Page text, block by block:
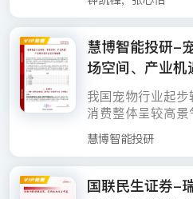
益。
高宠物皮毛质量
已形成“疫苗、药
拥有二十余款产品
链+医疗”的多管线
6）普莱柯：据公
对乐宠健康的收
拥有自主品牌“维
辅酶、维生素复合
等。
宠物营养品战略
物免疫系统、消
刚需领域。公司主
投资建议
新引擎，我们认
4%提升至24年的
性与稳定性，有助
一方面，抖音、
眼，且增长模式正
增长”转变,助力宠
年市场规模为841
年CAGR为
健康相关政策，鼓
发、规范兽医行业
为宠物医疗行业未
动，即宠物数量
及医疗价格高昂带
规模效应和渠道
苗通过应急评价，
的局面被打破。考
4000亿元。情感
等消费趋势的变化
食品、医疗等子
关企业盈利能力有
板块重点推荐国
份、佩蒂股份等
风险提示:贸易摩
风险，原材料价
圈，支持作者写出
达2.81亿元，同比
强。24Q4公司实
16%，归母净利润
扣非后归母净利润
投资要点
畜禽疫苗增势较好
2024年，公司禽
别实现营收10.76/
49.78%，维持稳
作，并积极拓展
局，同时24年上半
逆势出海，国际
慧博智能投研-
场空间、产业机
业深度梳理-
我国宠物行业起
消费整体呈较高
同比增长4.6%，
7%。从消费结构
费市场，2024年
今天我们就将围
场现状怎样？驱
慧博智能投研
国联民生证券-